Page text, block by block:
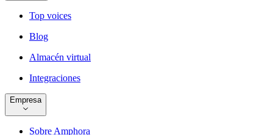
Top voices
Blog
Almacén virtual
Integraciones
Empresa
Sobre Amphora